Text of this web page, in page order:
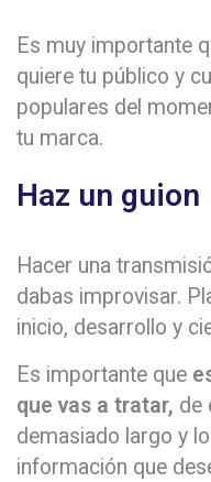
Es muy importante
quiere tu público y
populares del
tu marca.
Haz un guion
Hacer una
dabas improvisar.
inicio, desarrollo y
Es importante que
que vas a tratar, de
demasiado largo y
información que